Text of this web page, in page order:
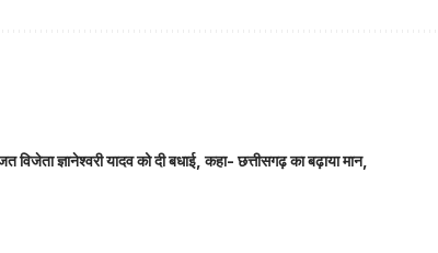
विजेता ज्ञानेश्वरी यादव को दी बधाई, कहा- छत्तीसगढ़ का बढ़ाया मान,